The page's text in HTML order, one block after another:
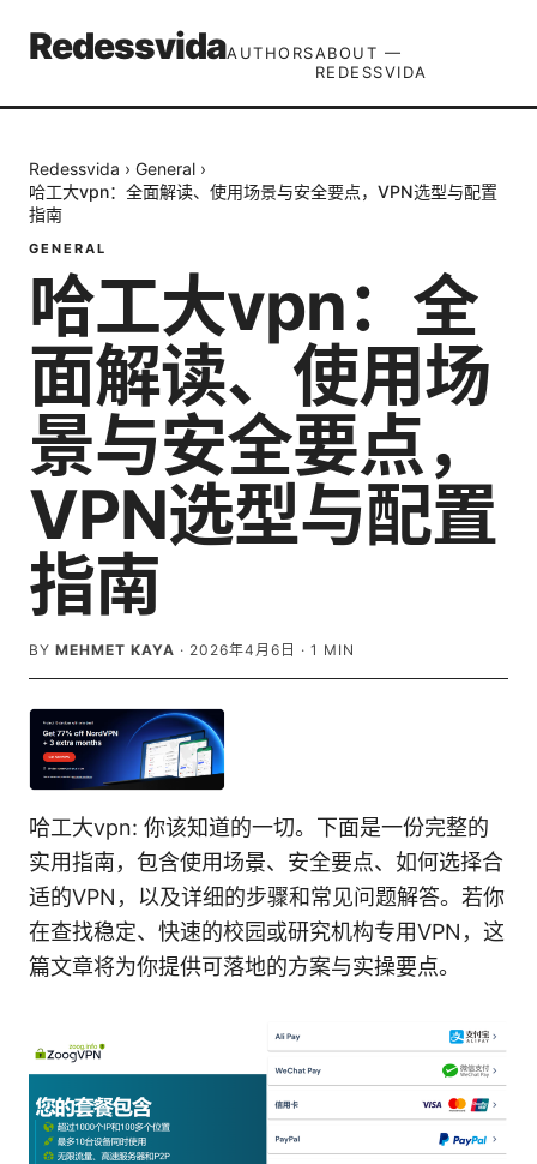
RedessvidaAUTHORSABOUT —
REDESSVIDA
Redessvida › General ›
哈工大vpn：全面解读、使用场景与安全要点，VPN选型与配置
指南
GENERAL
哈工大vpn：全
面解读、使用场
景与安全要点，
VPN选型与配置
指南
BY MEHMET KAYA · 2026年4月6日 · 1 MIN
哈工大vpn: 你该知道的一切。下面是一份完整的
实用指南，包含使用场景、安全要点、如何选择合
适的VPN，以及详细的步骤和常见问题解答。若你
在查找稳定、快速的校园或研究机构专用VPN，这
篇文章将为你提供可落地的方案与实操要点。